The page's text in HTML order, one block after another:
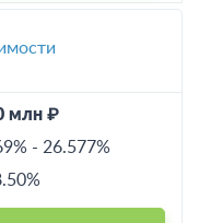
млн ₽
- 26.577%